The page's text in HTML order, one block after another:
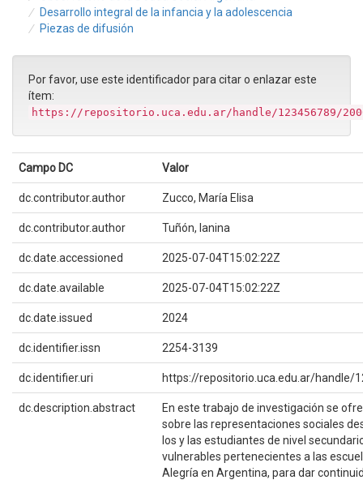
Desarrollo integral de la infancia y la adolescencia
Piezas de difusión
Por favor, use este identificador para citar o enlazar este
ítem:
https://repositorio.uca.edu.ar/handle/123456789/
Campo DC Valor
dc.contributor.author Zucco, María Elisa
dc.contributor.author Tuñón, Ianina
dc.date.accessioned 2025-07-04T15:02:22Z
dc.date.available 2025-07-04T15:02:22Z
dc.date.issued 2024
dc.identifier.issn 2254-3139
dc.identifier.uri https://repositorio.uca.edu.ar/handle/
dc.description.abstract
En este trabajo de investigación se
sobre las representaciones sociales
los y las estudiantes de nivel
vulnerables pertenecientes a las
Alegría en Argentina, para dar